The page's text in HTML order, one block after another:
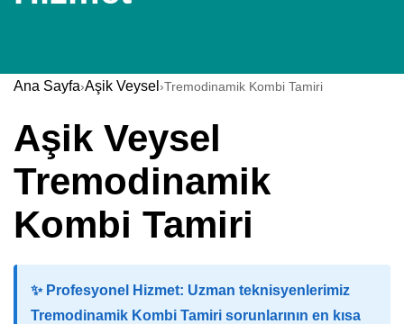
Ana Sayfa›Aşik Veysel ›Tremodinamik Kombi Tamiri
Aşik Veysel
Tremodinamik
Kombi Tamiri
✨ Profesyonel Hizmet: Uzman teknisyenlerimiz
Tremodinamik Kombi Tamiri sorunlarının en kısa